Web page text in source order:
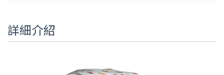
詳細介紹